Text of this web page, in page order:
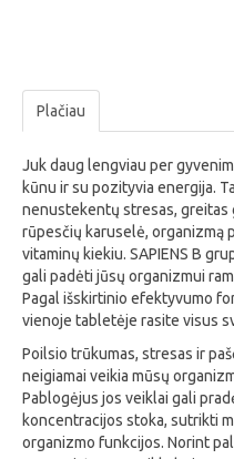
Plačiau
Juk daug lengviau per
kūnu ir su pozityvia energija.
nenustekentų stresas, greitas
rūpesčių karuselė, organizmą
vitaminų kiekiu. SAPIENS B
gali padėti jūsų organizmui
Pagal išskirtinio efektyvumo
vienoje tabletėje rasite visus
Poilsio trūkumas, stresas ir
neigiamai veikia mūsų
Pablogėjus jos veiklai gali
koncentracijos stoka, sutrikti
organizmo funkcijos. Norint